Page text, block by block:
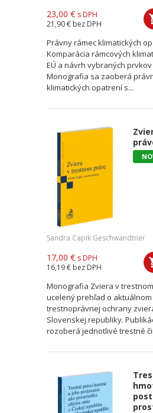
23,00 € s DPH
21,90 € bez DPH
Právny rámec klimatických
Komparácia rámcových
EÚ a návrh vybraných
Monografia sa zaoberá
klimatických opatrení s...
Sandra Capik Geschwandtner
17,00 € s DPH
16,19 € bez DPH
Monografia Zviera v
ucelený prehľad o
trestnoprávnej ochrany
Slovenskej republiky.
rozoberá jednotlivé trestné